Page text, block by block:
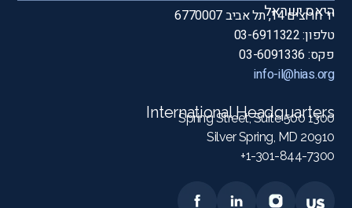
היאס ישראל
יד חרוצים 14, תל אביב 6770007
טלפון: 03-6911322
פקס: 03-6091336
info-il@hias.org
International Headquarters
1300 Spring Street, Suite 500
Silver Spring, MD 20910
1-301-844-7300+